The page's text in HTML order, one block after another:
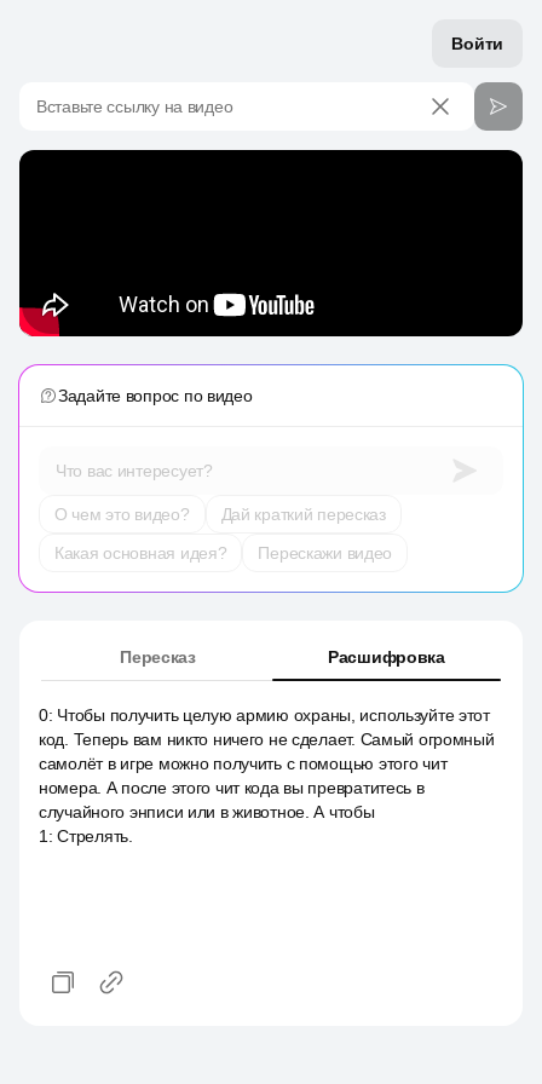
Войти
Вставьте ссылку на видео
Задайте вопрос по видео
Что вас интересует?
О чем это видео?
Дай краткий пересказ
Какая основная идея?
Перескажи видео
Пересказ Расшифровка
0: Чтобы получить целую армию охраны, используйте этот
код. Теперь вам никто ничего не сделает. Самый огромный
самолёт в игре можно получить с помощью этого чит
номера. А после этого чит кода вы превратитесь в
случайного энписи или в животное. А чтобы
1 :Стрелять.